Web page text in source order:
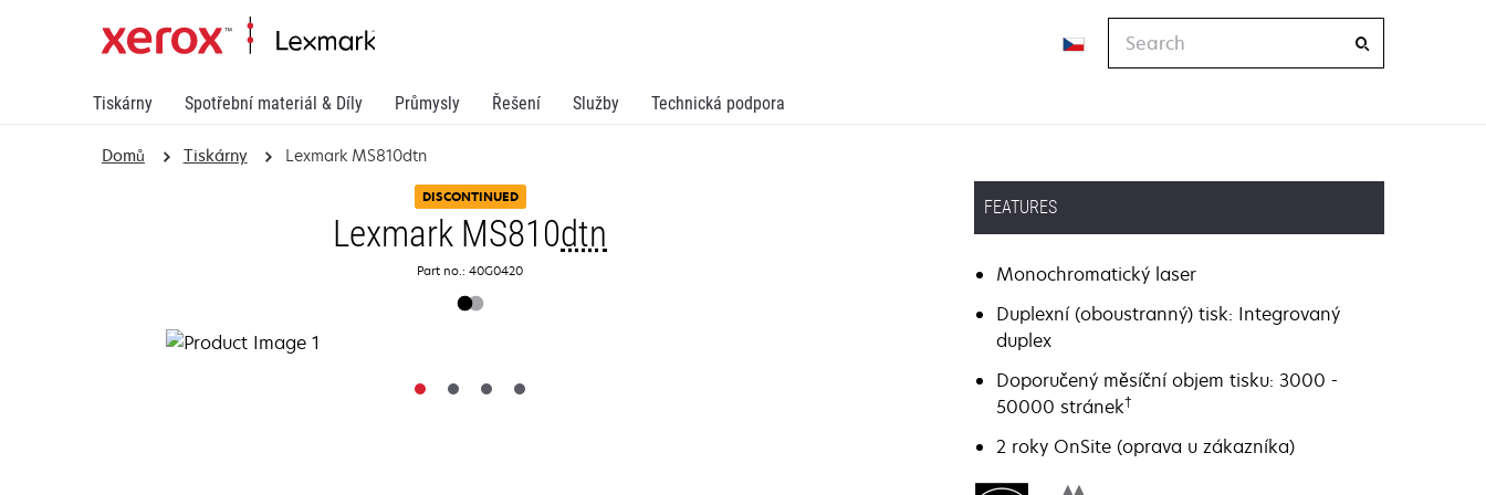
Tiskárny Spotřební materiál & Díly Průmysly Řešení Služby Technická podpora
Domů Tiskárny Lexmark MS810dtn
DISCONTINUED
Lexmark MS810dtn
Part no.: 40G0420
FEATURES
Monochromatický laser
Duplexní (oboustranný) tisk: Integrovaný
duplex
Doporučený měsíční objem tisku: 3000 -
50000 stránek†
2 roky OnSite (oprava u zákazníka)